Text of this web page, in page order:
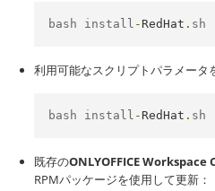
bash install - RedHat . sh
利用可能なスクリプトパラメータ
bash install - RedHat . sh
既存のONLYOFFICE
RPMパッケージを使用して更新：